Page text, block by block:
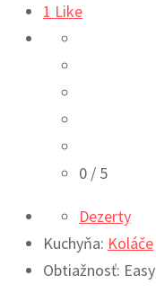
1 Like
0 / 5
Dezerty
Kuchyňa: Koláče
Obtiažnosť: Easy